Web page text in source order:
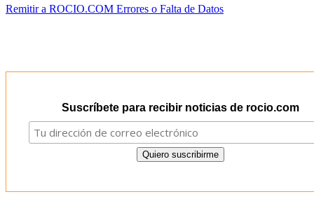
Remitir a ROCIO.COM Errores o Falta de Datos
Suscríbete para recibir noticias de rocio.com